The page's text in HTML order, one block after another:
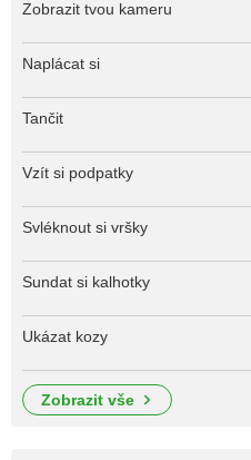
Zobrazit tvou kameru
Naplácat si
Tančit
Vzít si podpatky
Svléknout si vršky
Sundat si kalhotky
Ukázat kozy
zobrazit vše